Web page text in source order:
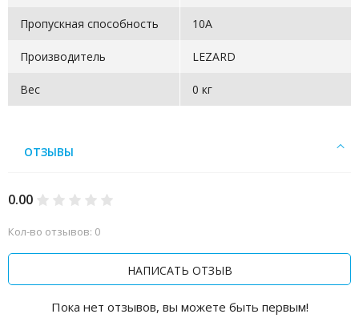
Пропускная способность 10А
Производитель LEZARD
Вес 0 кг
ОТЗЫВЫ
0.00
Кол-во отзывов: 0
НАПИСАТЬ ОТЗЫВ
Пока нет отзывов, вы можете быть первым!